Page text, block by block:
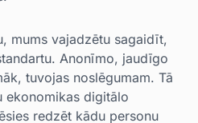
mums vajadzētu sagaidīt,
Anonīmo, jaudīgo
tuvojas noslēgumam. Tā
ekonomikas digitālo
redzēt kādu personu